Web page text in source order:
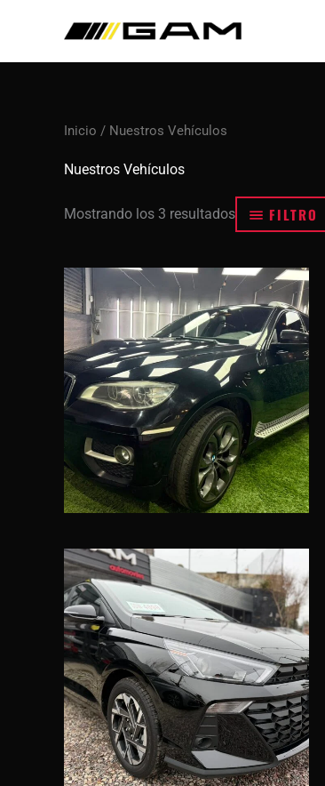
contenido
Inicio / Nuestros Vehículos
Nuestros Vehículos
Mostrando los 3 resultados FILTRO